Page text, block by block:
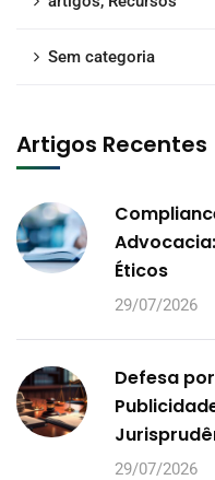
Sem categoria
Artigos Recentes
Éticos
29/07/2026
Defesa
29/07/2026